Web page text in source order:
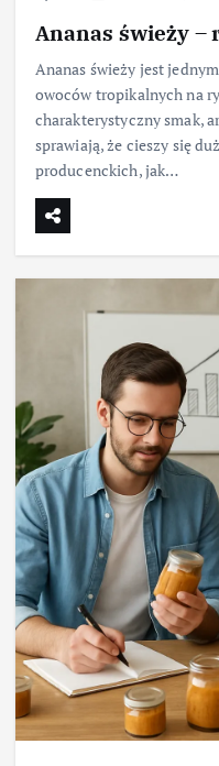
Ananas świeży –
Ananas świeży jest
owoców tropikalnych na
charakterystyczny smak,
sprawiają, że cieszy się
producenckich, jak…